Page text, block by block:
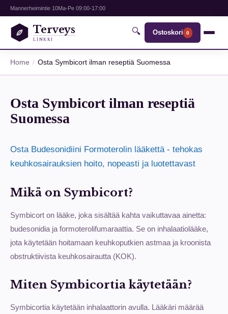
Mannerheimintie 10Ma-Pe 09:00-17:00
Terveys
LINKKI
🔍 Ostoskori 0
Home Osta Symbicort ilman reseptiä Suomessa
Osta Symbicort ilman reseptiä
Suomessa
Osta Budesonidiini Formoterolin lääkettä - tehokas
keuhkosairauksien hoito, nopeasti ja luotettavast
Mikä on Symbicort?
Symbicort on lääke, joka sisältää kahta vaikuttavaa ainetta:
budesonidia ja formoterolifumaraattia. Se on inhalaatiolääke,
jota käytetään hoitamaan keuhkoputkien astmaa ja kroonista
obstruktiivista keuhkosairautta (KOK).
Miten Symbicortia käytetään?
Symbicortia käytetään inhalaattorin avulla. Lääkäri määrää